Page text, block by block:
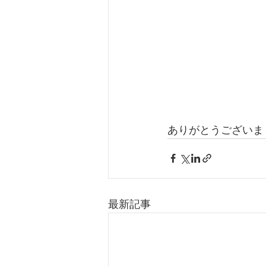
ありがとうござい
最新記事